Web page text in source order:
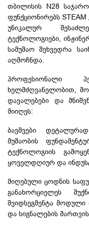
თბილისის N28
ფუნქციონირებს
უნიკალურ
ტექნოლოგიები,
სამუშაო შეხვედრა
აღმოჩნდა.
პროფესიონალი
ხელმძღვანელობით,
დავალებები და
მიიღეს:
ბავშვები
მუშაობის
ტექნოლოგიის
ყოველდღიურ და
მიღებული ცოდნის
განახორციელეს
შვიდსეგმენტა მოდული
და სიგნალების